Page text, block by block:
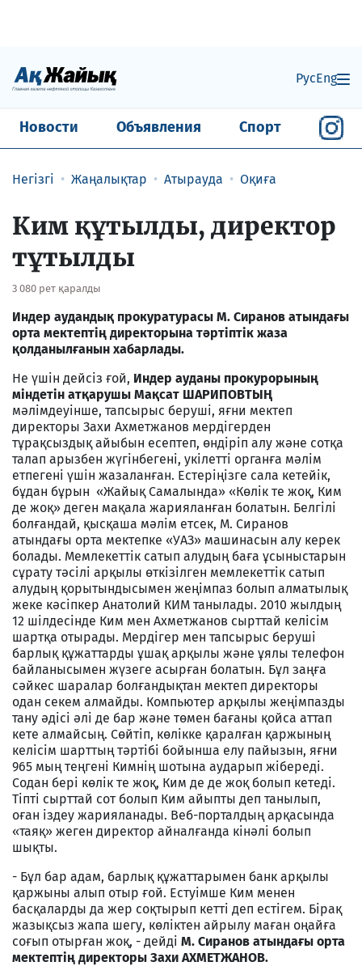
РусEng
Новости Объявления Спорт
Негізгі Жаңалықтар Атырауда Оқиға
Ким құтылды, директор
тұтылды
3 080 рет қаралды
Индер аудандық прокуратурасы М. Сиранов атындағы
орта мектептің директорына тәртіптік жаза
қолданылғанын хабарлады.
Не үшін дейсіз ғой, Индер ауданы прокурорының
міндетін атқарушы Мақсат ШАРИПОВТЫҢ
мәлімдеуінше, тапсырыс беруші, яғни мектеп
директоры Захи Ахметжанов мердігерден
тұрақсыздық айыбын есептеп, өндіріп алу және сотқа
талап арызбен жүгінбегені, укілетті органға мәлім
етпегені үшін жазаланған. Естеріңізге сала кетейік,
бұдан бұрын «Жайық Самалында» «Көлік те жоқ, Ким
де жоқ» деген мақала жарияланған болатын. Белгілі
болғандай, қысқаша мәлім етсек, М. Сиранов
атындағы орта мектепке «УАЗ» машинасын алу керек
болады. Мемлекеттік сатып алудың баға ұсыныстарын
сұрату тәсілі арқылы өткізілген мемлекеттік сатып
алудың қорытындысымен жеңімпаз болып алматылық
жеке кәсіпкер Анатолий КИМ танылады. 2010 жылдың
12 шілдесінде Ким мен Ахметжанов сырттай келісім
шартқа отырады. Мердігер мен тапсырыс беруші
барлық құжаттарды ұшақ арқылы және ұялы телефон
байланысымен жүзеге асырған болатын. Бұл заңға
сәйкес шаралар болғандықтан мектеп директоры
одан секем алмайды. Компьютер арқылы жеңімпазды
тану әдісі әлі де бар және төмен бағаны қойса аттап
кете алмайсың. Сөйтіп, көлікке қаралған қаржының
келісім шарттың тәртібі бойынша елу пайызын, яғни
965 мың теңгені Кимнің шотына аударып жібереді.
Содан бері көлік те жоқ, Ким де де жоқ болып кетеді.
Тіпті сырттай сот болып Ким айыпты деп танылып,
оған іздеу жарияланады. Веб-порталдың арқасында
«таяқ» жеген директор айналғанда кінәлі болып
шықты.
- Бұл бар адам, барлық құжаттарымен банк арқылы
қаржыны алып отыр ғой. Естуімше Ким менен
басқаларды да жер соқтырып кетті деп естігем. Бірақ
жазықсыз жапа шегу, көліктен айрылу маған оңайға
соғып отырған жоқ, - дейді М. Сиранов атындағы орта
мектептің директоры Захи АХМЕТЖАНОВ.